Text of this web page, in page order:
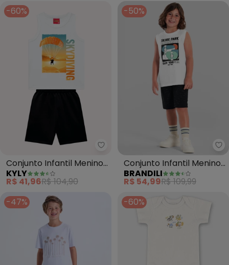
-60%
Kyly - Conjunto Infantil Menino
Conjunto Infantil Menino
em Algodão (Branco)
KYLY
R$ 41,96R$ 104,90
-50%
Conjunto Infantil Menino
de Skate em Gel
(Branco)
BRANDILI
R$ 54,99R$ 109,99
-47%
-60%